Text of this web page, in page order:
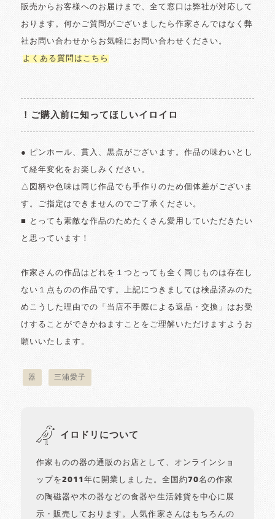
販売からお客様へのお届けまで、全て窓口は弊社が対応して
おります。何かご質問がございましたら作家さんではなく弊
社お問い合わせからお気軽にお問い合わせください。
よくある質問はこちら
！ご購入前に知ってほしいイロイロ
● ピンホール、貫入、黒点がございます。作品の味わいとし
て経年変化をお楽しみください。
△図柄や色味は同じ作品でも手作りのため個体差がございま
す。ご指定はできませんのでご了承ください。
■ とっても素敵な作品のためたくさん愛用していただきたい
と思っています！
作家さんの作品はどれを１つとっても全く同じものは存在し
ない１点ものの作品です。上記につきましては検品済みのた
めこうした理由での「当店不手際による返品・交換」はお受
けすることができかねますことをご理解いただけますようお
願いいたします。
器 三浦愛子
イロドリについて
作家ものの器の通販のお店として、オンラインショ
ップを2011年に開業しました。全国約70名の作家
の陶磁器や木の器などの食器や生活雑貨を中心に展
示・販売しております。人気作家さんはもちろんの